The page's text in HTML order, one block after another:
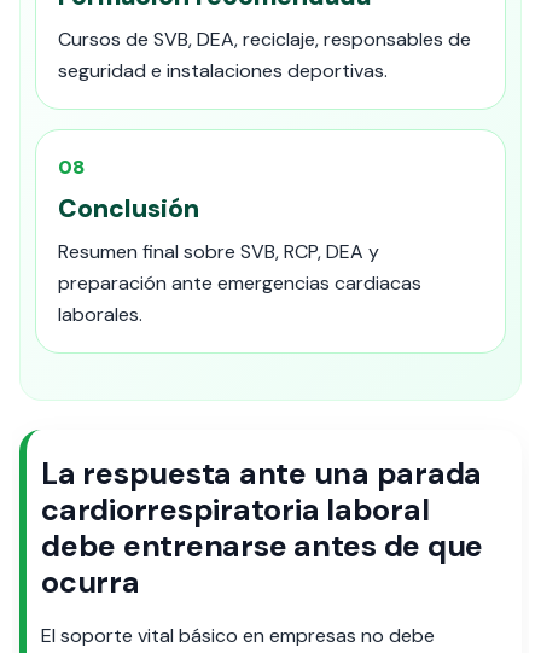
Cursos de SVB, DEA, reciclaje, responsables de
seguridad e instalaciones deportivas.
08
Conclusión
Resumen final sobre SVB, RCP, DEA y
preparación ante emergencias cardiacas
laborales.
La respuesta ante una parada
cardiorrespiratoria laboral
debe entrenarse antes de que
ocurra
El soporte vital básico en empresas no debe